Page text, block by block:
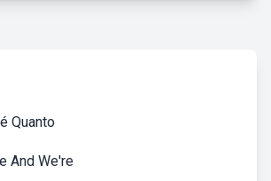
Quanto
And We're